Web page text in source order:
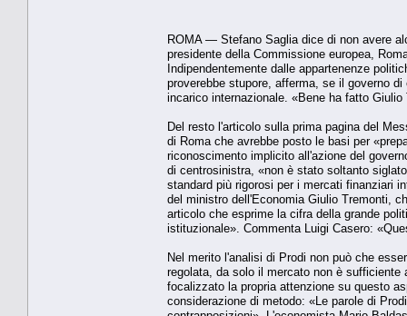
ROMA — Stefano Saglia dice di non avere
presidente della Commissione europea,
Indipendentemente dalle appartenenze
proverebbe stupore, afferma, se il governo
incarico internazionale. «Bene ha fatto
Del resto l'articolo sulla prima pagina del
di Roma che avrebbe posto le basi per
riconoscimento implicito all'azione del
di centrosinistra, «non è stato soltanto
standard più rigorosi per i mercati finanziari
del ministro dell'Economia Giulio Tremonti,
articolo che esprime la cifra della grande
istituzionale». Commenta Luigi Casero:
Nel merito l'analisi di Prodi non può che
regolata, da solo il mercato non è
focalizzato la propria attenzione su questo
considerazione di metodo: «Le parole di